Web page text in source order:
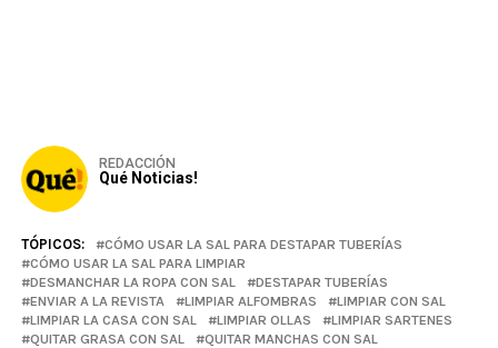
REDACCIÓN
Qué Noticias!
TÓPICOS:
CÓMO USAR LA SAL PARA DESTAPAR TUBERÍAS
CÓMO USAR LA SAL PARA LIMPIAR
DESMANCHAR LA ROPA CON SAL
DESTAPAR TUBERÍAS
ENVIAR A LA REVISTA
LIMPIAR ALFOMBRAS
LIMPIAR CON SAL
LIMPIAR LA CASA CON SAL
LIMPIAR OLLAS
LIMPIAR SARTENES
QUITAR GRASA CON SAL
QUITAR MANCHAS CON SAL